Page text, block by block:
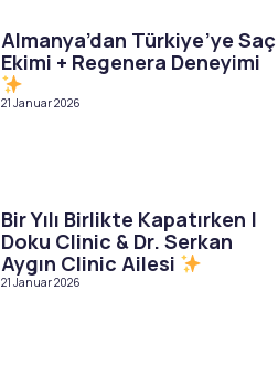
Almanya’dan Türkiye’ye Saç
Ekimi + Regenera Deneyimi
21 Januar 2026
Bir Yılı Birlikte Kapatırken |
Doku Clinic & Dr. Serkan
Aygın Clinic Ailesi
21 Januar 2026